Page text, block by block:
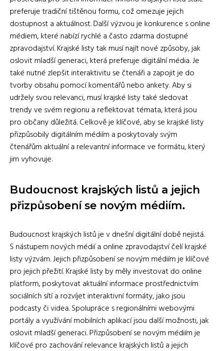
preferuje tradiční tištěnou formu, což omezuje jejich
dostupnost a aktuálnost. Další výzvou je konkurence s online
médiem, které nabízí rychlé a často zdarma dostupné
zpravodajství. Krajské listy tak musí najít nové způsoby, jak
oslovit mladší generaci, která preferuje digitální média. Je
také nutné zlepšit interaktivitu se čtenáři a zapojit je do
tvorby obsahu pomocí komentářů nebo ankety. Aby si
udržely svou relevanci, musí krajské listy také sledovat
trendy ve svém regionu a reflektovat témata, která jsou
pro občany důležitá. Celkově je klíčové, aby se krajské listy
přizpůsobily digitálním médiím a poskytovaly svým
čtenářům aktuální a relevantní informace ve formátu, který
jim vyhovuje.
Budoucnost krajských listů a jejich
přizpůsobení se novým médiím.
Budoucnost krajských listů je v dnešní digitální době nejistá.
S nástupem nových médií a online zpravodajství čelí krajské
listy výzvám. Jejich přizpůsobení se novým médiím je klíčové
pro jejich přežití. Krajské listy by měly investovat do online
platform, poskytovat aktuální informace prostřednictvím
sociálních sítí a rozvíjet interaktivní formáty, jako jsou
podcasty či videa. Spolupráce s regionálními webovými
portály a využívání mobilních aplikací jsou další možnosti, jak
oslovit mladší generaci. Přizpůsobení se novým médiím je
klíčové pro zachování relevance krajských listů a jejich